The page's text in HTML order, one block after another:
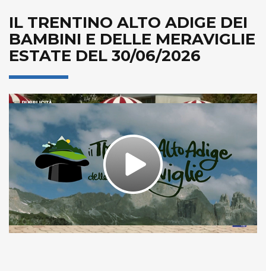
IL TRENTINO ALTO ADIGE DEI
BAMBINI E DELLE MERAVIGLIE
ESTATE DEL 30/06/2026
Play
Video